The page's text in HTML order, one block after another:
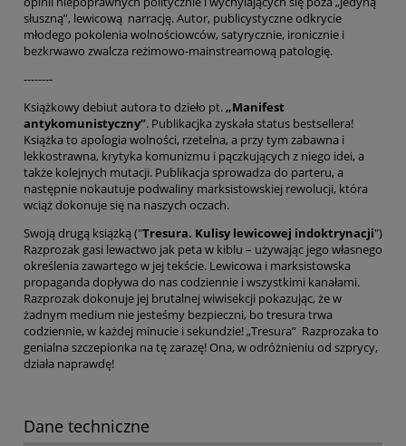
słuszną”, lewicową narrację. Autor, publicystyczne odkrycie
młodego pokolenia wolnościowców, satyrycznie, ironicznie i
bezkrwawo zwalcza reżimowo-mainstreamową patologię.
--------
Książkowy debiut autora to dzieło pt.„Manifest
antykomunistyczny”. Publikacjka zyskała status bestsellera!
Książka to apologia wolności, rzetelna, a przy tym zabawna i
lekkostrawna, krytyka komunizmu i pączkujących z niego idei, a
także kolejnych mutacji. Publikacja sprowadza do parteru, a
następnie nokautuje podwaliny marksistowskiej rewolucji, która
wciąż dokonuje się na naszych oczach.
Swoją drugą książką ("Tresura. Kulisy lewicowej indoktrynacji")
Razprozak gasi lewactwo jak peta w kiblu – używając jego własnego
określenia zawartego w jej tekście. Lewicowa i marksistowska
propaganda dopływa do nas codziennie i wszystkimi kanałami.
Razprozak dokonuje jej brutalnej wiwisekcji pokazując, że w
żadnym medium nie jesteśmy bezpieczni, bo tresura trwa
codziennie, w każdej minucie i sekundzie! „Tresura” Razprozaka to
genialna szczepionka na tę zarazę! Ona, w odróżnieniu od szprycy,
działa naprawdę!
Dane techniczne